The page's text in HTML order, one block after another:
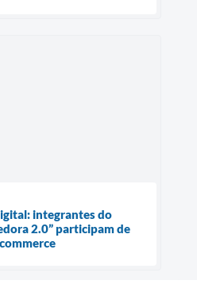
integrantes do
2.0” participam de